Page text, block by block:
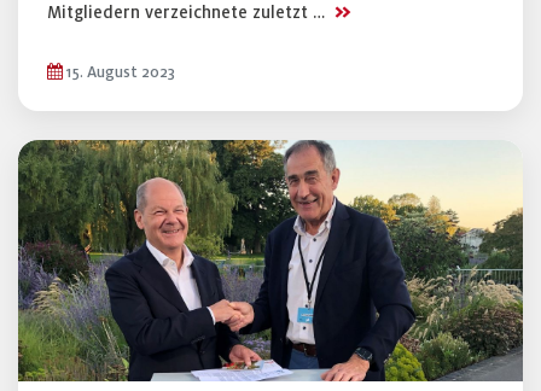
Mitgliedern verzeichnete zuletzt … >>
15. August 2023